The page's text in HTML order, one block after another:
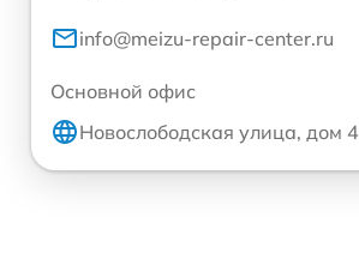
info@meizu-repair-center.ru
Основной офис
Новослободская улица, дом 4